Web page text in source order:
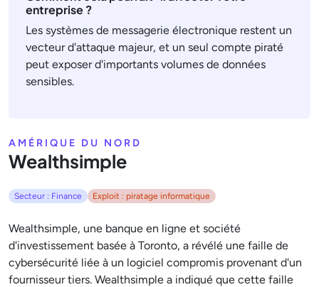
entreprise ?
Les systèmes de messagerie électronique restent un
vecteur d'attaque majeur, et un seul compte piraté
peut exposer d'importants volumes de données
sensibles.
AMÉRIQUE DU NORD
Wealthsimple
Secteur : Finance Exploit : piratage informatique
Wealthsimple, une banque en ligne et société
d'investissement basée à Toronto, a révélé une faille de
cybersécurité liée à un logiciel compromis provenant d'un
fournisseur tiers. Wealthsimple a indiqué que cette faille